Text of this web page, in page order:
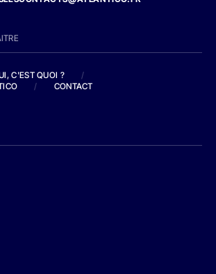
C'EST QUOI ?
/
/ CONTACT